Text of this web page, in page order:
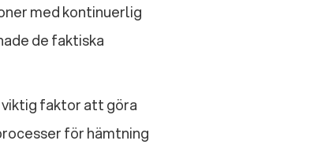
med kontinuerlig
de faktiska
viktig faktor att göra
för hämtning